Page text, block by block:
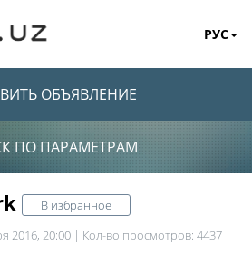
РУС
ОБЪЯВЛЕНИЕ
ПО ПАРАМЕТРАМ
В избранное
2016, 20:00 | Кол-во просмотров: 4437